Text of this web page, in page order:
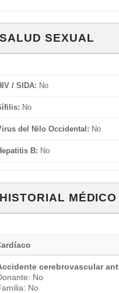
SALUD SEXUAL
/ SIDA: No
No
del Nilo Occidental: No
B: No
HISTORIAL
cerebrovascular
No
No